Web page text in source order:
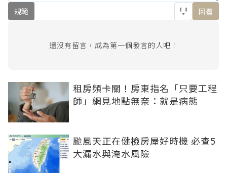
規範 回覆
還沒有留言，成為第一個發言的人吧！
租房頻卡關！房東指名「只要工程
師」網見地點無奈：就是病態
颱風天正在健檢房屋好時機 必查5
大漏水與淹水風險